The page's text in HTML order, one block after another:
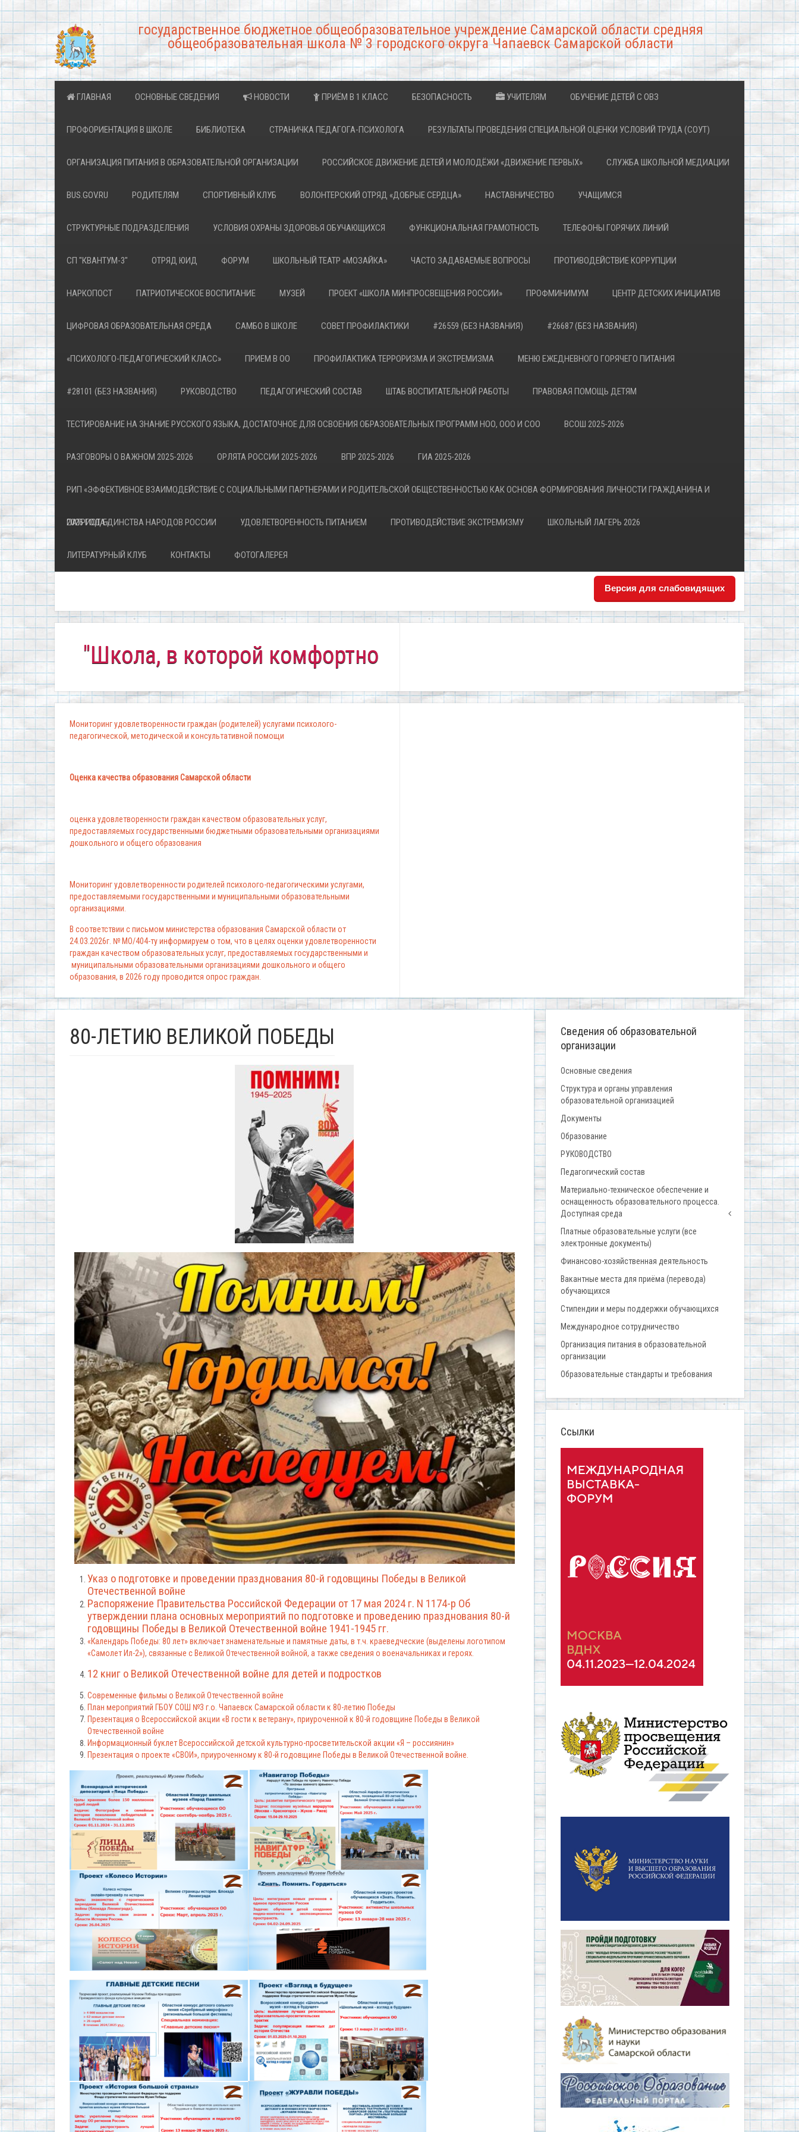
государственное бюджетное общеобразовательное учреждение Самарской области средняя
общеобразовательная школа № 3 городского округа Чапаевск Самарской области
ГЛАВНАЯ ОСНОВНЫЕ СВЕДЕНИЯ НОВОСТИ ПРИЁМ В 1 КЛАСС БЕЗОПАСНОСТЬ УЧИТЕЛЯМ ОБУЧЕНИЕ ДЕТЕЙ С ОВЗ
ПРОФОРИЕНТАЦИЯ В ШКОЛЕ БИБЛИОТЕКА СТРАНИЧКА ПЕДАГОГА-ПСИХОЛОГА РЕЗУЛЬТАТЫ ПРОВЕДЕНИЯ СПЕЦИАЛЬНОЙ ОЦЕНКИ УСЛОВИЙ ТРУДА (СОУТ)
ОРГАНИЗАЦИЯ ПИТАНИЯ В ОБРАЗОВАТЕЛЬНОЙ ОРГАНИЗАЦИИ РОССИЙСКОЕ ДВИЖЕНИЕ ДЕТЕЙ И МОЛОДЁЖИ «ДВИЖЕНИЕ ПЕРВЫХ» СЛУЖБА ШКОЛЬНОЙ МЕДИАЦИИ
BUS.GOV.RU РОДИТЕЛЯМ СПОРТИВНЫЙ КЛУБ ВОЛОНТЕРСКИЙ ОТРЯД «ДОБРЫЕ СЕРДЦА» НАСТАВНИЧЕСТВО УЧАЩИМСЯ
СТРУКТУРНЫЕ ПОДРАЗДЕЛЕНИЯ УСЛОВИЯ ОХРАНЫ ЗДОРОВЬЯ ОБУЧАЮЩИХСЯ ФУНКЦИОНАЛЬНАЯ ГРАМОТНОСТЬ ТЕЛЕФОНЫ ГОРЯЧИХ ЛИНИЙ
СП "КВАНТУМ-3" ОТРЯД ЮИД ФОРУМ ШКОЛЬНЫЙ ТЕАТР «МОЗАЙКА» ЧАСТО ЗАДАВАЕМЫЕ ВОПРОСЫ ПРОТИВОДЕЙСТВИЕ КОРРУПЦИИ
НАРКОПОСТ ПАТРИОТИЧЕСКОЕ ВОСПИТАНИЕ МУЗЕЙ ПРОЕКТ «ШКОЛА МИНПРОСВЕЩЕНИЯ РОССИИ» ПРОФМИНИМУМ ЦЕНТР ДЕТСКИХ ИНИЦИАТИВ
ЦИФРОВАЯ ОБРАЗОВАТЕЛЬНАЯ СРЕДА САМБО В ШКОЛЕ СОВЕТ ПРОФИЛАКТИКИ #26559 (БЕЗ НАЗВАНИЯ) #26687 (БЕЗ НАЗВАНИЯ)
«ПСИХОЛОГО-ПЕДАГОГИЧЕСКИЙ КЛАСС» ПРИЕМ В ОО ПРОФИЛАКТИКА ТЕРРОРИЗМА И ЭКСТРЕМИЗМА МЕНЮ ЕЖЕДНЕВНОГО ГОРЯЧЕГО ПИТАНИЯ
#28101 (БЕЗ НАЗВАНИЯ) РУКОВОДСТВО ПЕДАГОГИЧЕСКИЙ СОСТАВ ШТАБ ВОСПИТАТЕЛЬНОЙ РАБОТЫ ПРАВОВАЯ ПОМОЩЬ ДЕТЯМ
ТЕСТИРОВАНИЕ НА ЗНАНИЕ РУССКОГО ЯЗЫКА, ДОСТАТОЧНОЕ ДЛЯ ОСВОЕНИЯ ОБРАЗОВАТЕЛЬНЫХ ПРОГРАММ НОО, ООО И СОО ВСОШ 2025-2026
РАЗГОВОРЫ О ВАЖНОМ 2025-2026 ОРЛЯТА РОССИИ 2025-2026 ВПР 2025-2026 ГИА 2025-2026
РИП «ЭФФЕКТИВНОЕ ВЗАИМОДЕЙСТВИЕ С СОЦИАЛЬНЫМИ ПАРТНЕРАМИ И РОДИТЕЛЬСКОЙ ОБЩЕСТВЕННОСТЬЮ КАК ОСНОВА ФОРМИРОВАНИЯ ЛИЧНОСТИ ГРАЖДАНИНА И
ПАТРИОТА»
2026 ГОД ЕДИНСТВА НАРОДОВ РОССИИ УДОВЛЕТВОРЕННОСТЬ ПИТАНИЕМ ПРОТИВОДЕЙСТВИЕ ЭКСТРЕМИЗМУ ШКОЛЬНЫЙ ЛАГЕРЬ 2026
ЛИТЕРАТУРНЫЙ КЛУБ КОНТАКТЫ ФОТОГАЛЕРЕЯ
Версия для слабовидящих
"Школа, в которой комфортно всем!"
Мониторинг удовлетворенности граждан (родителей) услугами психолого-
педагогической, методической и консультативной помощи
Оценка качества образования Самарской области
оценка удовлетворенности граждан качеством образовательных услуг,
предоставляемых государственными бюджетными образовательными организациями
дошкольного и общего образования
Мониторинг удовлетворенности родителей психолого-педагогическими услугами,
предоставляемыми государственными и муниципальными образовательными
организациями.
В соответствии с письмом министерства образования Самарской области от
24.03.2026г. № МО/404-ту информируем о том, что в целях оценки удовлетворенности
граждан качеством образовательных услуг, предоставляемых государственными и
муниципальными образовательными организациями дошкольного и общего
образования, в 2026 году проводится опрос граждан.
80-ЛЕТИЮ ВЕЛИКОЙ ПОБЕДЫ
Указ о подготовке и проведении празднования 80-й годовщины Победы в Великой
Отечественной войне
Распоряжение Правительства Российской Федерации от 17 мая 2024 г. N 1174-р Об
утверждении плана основных мероприятий по подготовке и проведению празднования 80-й
годовщины Победы в Великой Отечественной войне 1941-1945 гг.
«Календарь Победы: 80 лет» включает знаменательные и памятные даты, в т.ч. краеведческие (выделены логотипом
«Самолет Ил-2»), связанные с Великой Отечественной войной, а также сведения о военачальниках и героях.
12 книг о Великой Отечественной войне для детей и подростков
Современные фильмы о Великой Отечественной войне
План мероприятий ГБОУ СОШ №3 г.о. Чапаевск Самарской области к 80-летию Победы
Презентация о Всероссийской акции «В гости к ветерану», приуроченной к 80-й годовщине Победы в Великой
Отечественной войне
Информационный буклет Всероссийской детской культурно-просветительской акции «Я – россиянин»
Презентация о проекте «СВОИ», приуроченному к 80-й годовщине Победы в Великой Отечественной войне.
Сведения об образовательной
организации
Основные сведения
Структура и органы управления
образовательной организацией
Документы
Образование
РУКОВОДСТВО
Педагогический состав
Материально-техническое обеспечение и
оснащенность образовательного процесса.
Доступная среда
Платные образовательные услуги (все
электронные документы)
Финансово-хозяйственная деятельность
Вакантные места для приёма (перевода)
обучающихся
Стипендии и меры поддержки обучающихся
Международное сотрудничество
Организация питания в образовательной
организации
Образовательные стандарты и требования
Ссылки